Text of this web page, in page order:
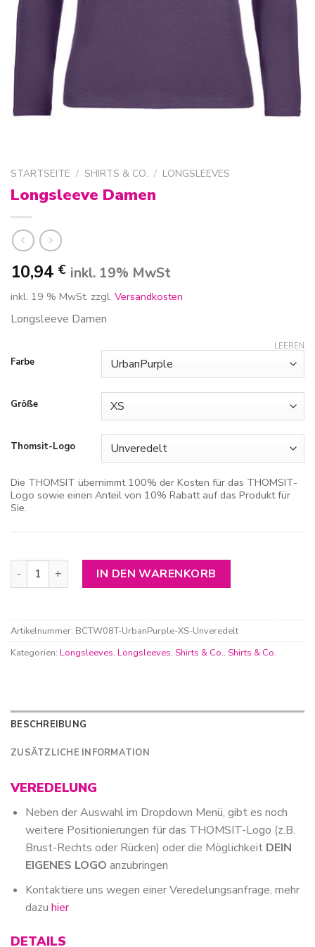
STARTSEITE / SHIRTS & CO. / LONGSLEEVES
Longsleeve Damen
10,94 € inkl. 19% MwSt
inkl. 19 % MwSt. zzgl. Versandkosten
Longsleeve Damen
Farbe
Größe
Thomsit-Logo
LEEREN
Die THOMSIT übernimmt 100% der Kosten für das THOMSIT-
Logo sowie einen Anteil von 10% Rabatt auf das Produkt für
Sie.
Longsleeve Damen MengeIN DEN WARENKORB
Artikelnummer: BCTW08T-UrbanPurple-XS-Unveredelt
Kategorien: Longsleeves, Longsleeves, Shirts & Co., Shirts & Co.
BESCHREIBUNG
ZUSÄTZLICHE INFORMATION
VEREDELUNG
Neben der Auswahl im Dropdown Menü, gibt es noch
weitere Positionierungen für das THOMSIT-Logo (z.B.
Brust-Rechts oder Rücken) oder die Möglichkeit DEIN
EIGENES LOGO anzubringen
Kontaktiere uns wegen einer Veredelungsanfrage, mehr
dazu hier
DETAILS